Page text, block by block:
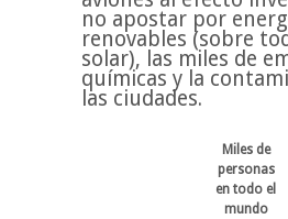
no apostar por
renovables (sobre
solar), las miles de
químicas y la
las ciudades.
Miles de
personas
en todo el
mundo